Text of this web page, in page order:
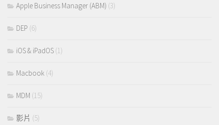
Apple Business Manager (ABM) (3)
DEP (6)
iOS & iPadOS (1)
Macbook (4)
MDM (15)
影片 (5)